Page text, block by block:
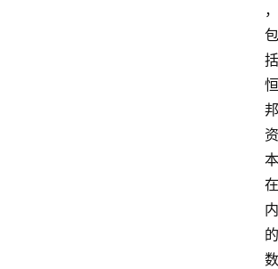
，
包
括
恒
邦
资
本
在
内
的
数